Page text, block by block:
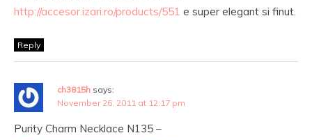
http://accesor.izari.ro/products/551 e super elegant si finut.
Reply
ch3815h says:
November 26, 2011 at 12:17 pm
Purity Charm Necklace N135 –